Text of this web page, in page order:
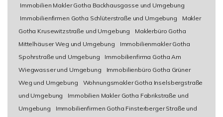
Immobilien Makler Gotha Backhausgasse und Umgebung
Immobilienfirmen Gotha Schlüterstraße und Umgebung
Makler
Gotha Krusewitzstraße und Umgebung
Maklerbüro Gotha
Mittelhäuser Weg und Umgebung
Immobilienmakler Gotha
Spohrstraße und Umgebung
Immobilienfirma Gotha Am
Wiegwasser und Umgebung
Immobilienbüro Gotha Grüner
Weg und Umgebung
Wohnungsmakler Gotha Inselsbergstraße
und Umgebung
Immobilien Makler Gotha Fabrikstraße und
Umgebung
Immobilienfirmen Gotha Finsterberger Straße und